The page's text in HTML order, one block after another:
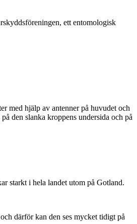
ett entomologisk
med hjälp av antenner på huvudet och
den slanka kroppens undersida och på
starkt i hela landet utom på Gotland.
därför kan den ses mycket tidigt på